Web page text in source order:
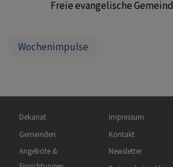
Freie evangelische
Wochenimpulse
Hauptnavigation
Dekanat
Gemeinden
Angebote &
Fußbereichsmenü
Impressum
Kontakt
Newsletter